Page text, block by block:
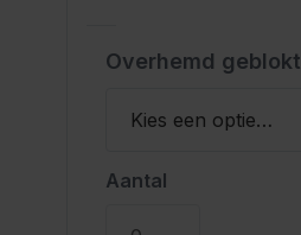
Overhemd geblokt
Aantal